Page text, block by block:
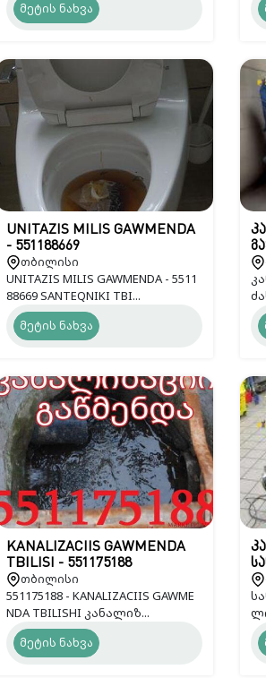
მეტის ნახვა
UNITAZIS MILIS GAWMENDA
- 551188669
თბილისი
UNITAZIS MILIS GAWMENDA - 5511
88669 SANTEQNIKI TBI...
მეტის ნახვა
KANALIZACIIS GAWMENDA
TBILISI - 551175188
თბილისი
551175188 - KANALIZACIIS GAWME
NDA TBILISHI კანალიზ...
მეტის ნახვა